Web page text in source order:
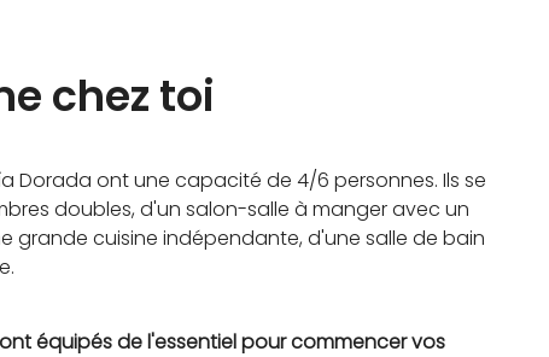
chez toi
Dorada ont une capacité de 4/6 personnes. Ils se
doubles, d'un salon-salle à manger avec un
grande cuisine indépendante, d'une salle de bain
équipés de l'essentiel pour commencer vos